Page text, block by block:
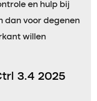
en hulp bij
dan voor degenen
willen
3.4 2025